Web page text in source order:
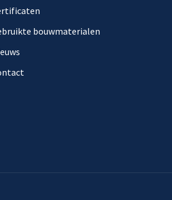
bouwmaterialen